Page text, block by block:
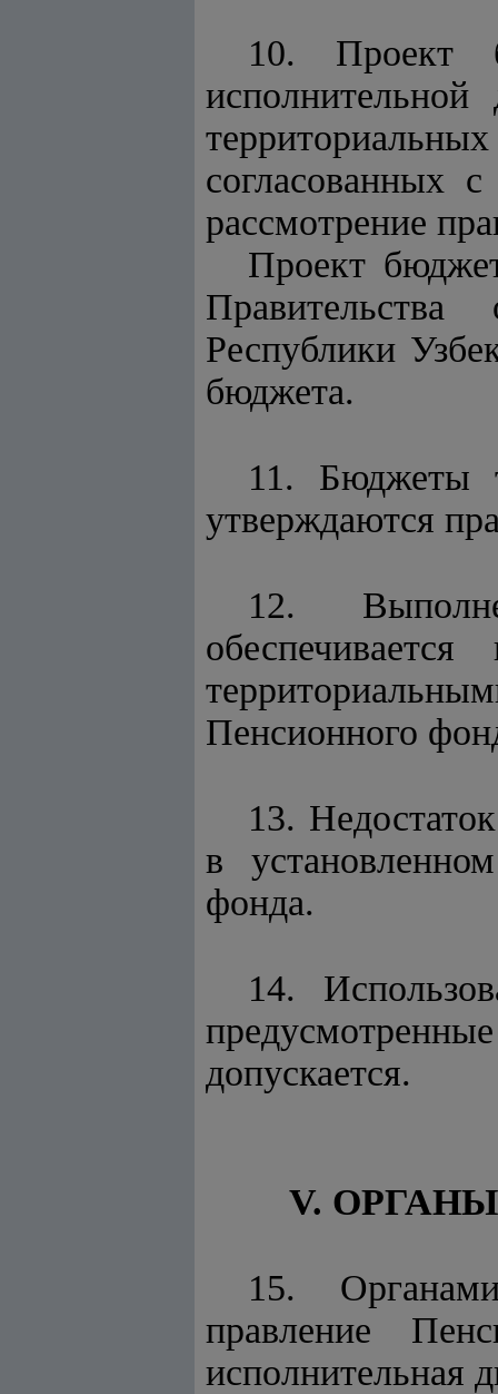
10. Проект
согласованных
рассмотрение
Проект
Республики
бюджета.
11. Бюджеты
утверждаются
12.
Пенсионного
13.
в
фонда.
14.
допускается.
V.
15.
правление
исполнительная